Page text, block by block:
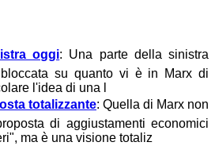
oggi: Una parte della sinistra
su quanto vi è in Marx di
l'idea di una l
totalizzante: Quella di Marx non
di aggiustamenti economici
ma è una visione totaliz